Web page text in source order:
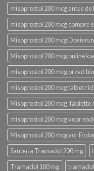
misoprostol 200 mcg antes
misoprostol 200 mcg compre
Misoprostol 200 mcg
Misoprostol 200 mcg online
misoprostol 200 mcg przed
misoprostol 200 mcg tablet
Misoprostol 200 mcg Tablette
misoprostol 200 mcg voor
Misoprostol 200 mcg vor
Santeria Tramadol 200 mg
Tramadol 100 mg